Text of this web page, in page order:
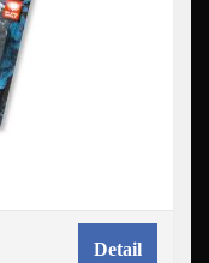
Detail